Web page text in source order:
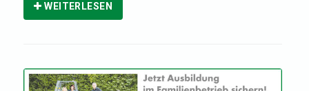
WEITERLESEN